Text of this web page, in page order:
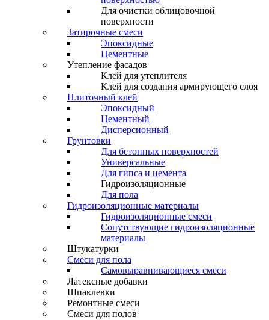
Для очистки облицовочной
поверхности
Затирочные смеси
Эпоксидные
Цементные
Утепление фасадов
Клей для утеплителя
Клей для создания армирующего слоя
Плиточный клей
Эпоксидный
Цементный
Дисперсионный
Грунтовки
Для бетонных поверхностей
Универсальные
Для гипса и цемента
Гидроизоляционные
Для пола
Гидроизоляционные материалы
Гидроизоляционные смеси
Сопутствующие гидроизоляционные
материалы
Штукатурки
Смеси для пола
Самовыравнивающиеся смеси
Латексные добавки
Шпаклевки
Ремонтные смеси
Смеси для полов